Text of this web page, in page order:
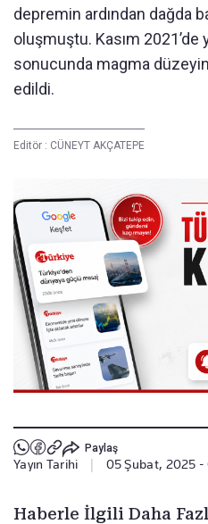
depremin ardından dağda
oluşmuştu. Kasım 2021’de
sonucunda magma
edildi.
Editör : CÜNEYT AKÇATEPE
Paylaş
Yayın Tarihi 05 Şubat, 2025
Haberle İlgili Daha